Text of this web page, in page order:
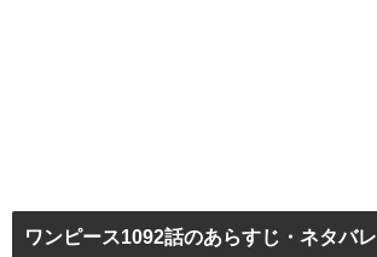
ワンピース1092話のあらすじ・ネタバレ